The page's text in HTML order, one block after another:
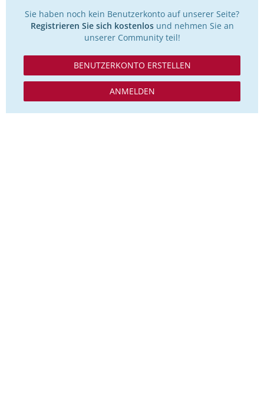
Sie haben noch kein Benutzerkonto auf unserer Seite?
Registrieren Sie sich kostenlosund nehmen Sie an
unserer Community teil!
BENUTZERKONTO ERSTELLEN
ANMELDEN